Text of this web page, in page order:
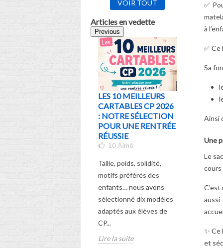
VOIR TOUT
Articles en vedette
Previous
LES 10 MEILLEURS
CARTABLES CP 2026
: NOTRE SÉLECTION
POUR UNE RENTRÉE
RÉUSSIE
10 Aimé
Taille, poids, solidité,
motifs préférés des
enfants… nous avons
sélectionné dix modèles
adaptés aux élèves de
CP...
Lire la suite
QUEL
L’ÂGE
enfant !
Lire la
✅
à
✅
Sa
Ainsi
Une
Le
cours
✨
et